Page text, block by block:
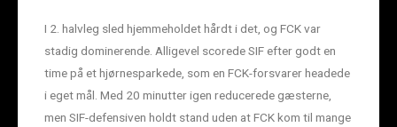
I 2. halvleg sled hjemmeholdet hårdt i det, og FCK var
stadig dominerende. Alligevel scorede SIF efter godt en
time på et hjørnesparkede, som en FCK-forsvarer headede
i eget mål. Med 20 minutter igen reducerede gæsterne,
men SIF-defensiven holdt stand uden at FCK kom til mange